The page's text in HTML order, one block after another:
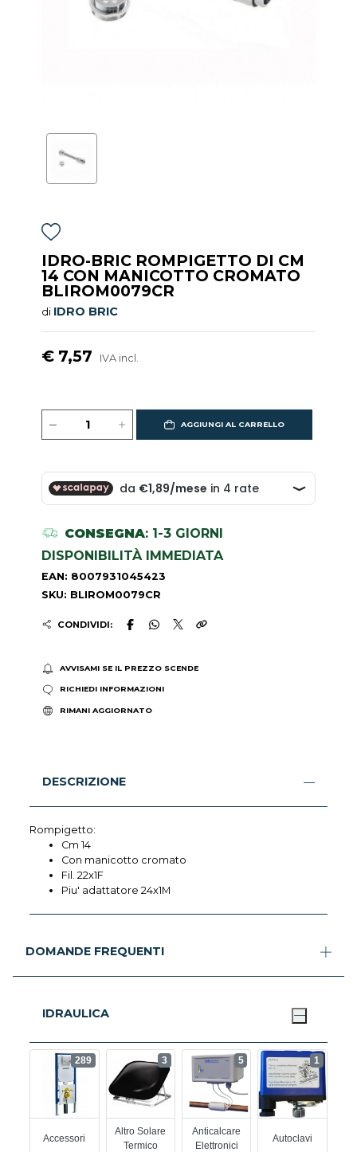
IDRO-BRIC ROMPIGETTO DI CM
14 CON MANICOTTO CROMATO
BLIROM0079CR
di IDRO BRIC
€ 7,57 IVA incl.
AGGIUNGI AL CARRELLO
CONSEGNA: 1-3 GIORNI
DISPONIBILITÀ IMMEDIATA
EAN: 8007931045423
SKU: BLIROM0079CR
CONDIVIDI:
AVVISAMI SE IL PREZZO SCENDE
RICHIEDI INFORMAZIONI
RIMANI AGGIORNATO
DESCRIZIONE
Rompigetto:
Cm 14
Con manicotto cromato
Fil. 22x1F
Piu' adattatore 24x1M
DOMANDE FREQUENTI
IDRAULICA
Accessori
289
Altro Solare
Termico
3
Anticalcare
Elettronici
5
Autoclavi
1